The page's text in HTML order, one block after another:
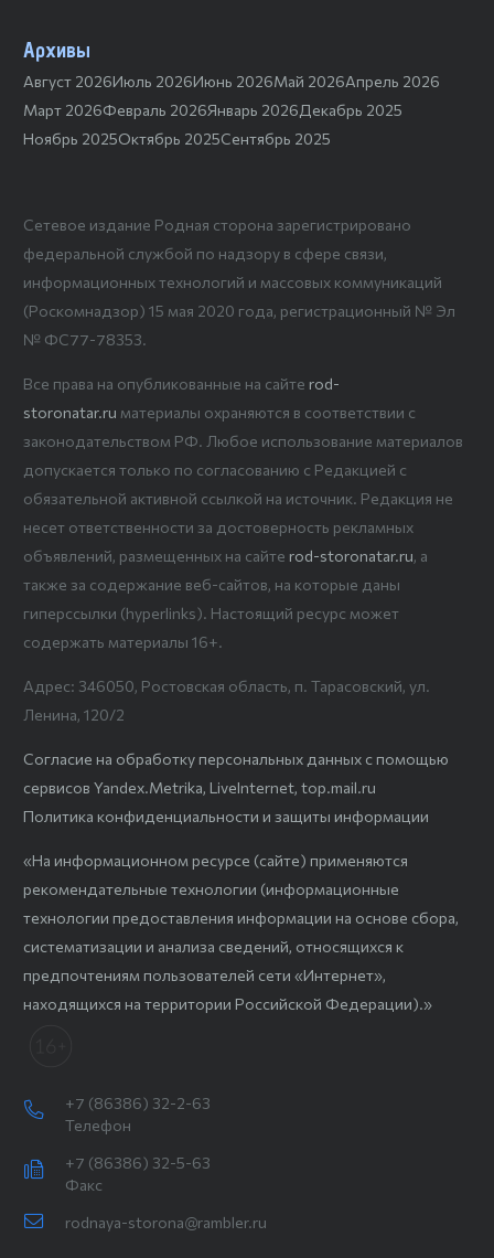
Архивы
Август 2026Июль 2026Июнь 2026Май 2026Апрель 2026
Март 2026Февраль 2026Январь 2026Декабрь 2025
Ноябрь 2025Октябрь 2025Сентябрь 2025
Сетевое издание Родная сторона зарегистрировано
федеральной службой по надзору в сфере связи,
информационных технологий и массовых коммуникаций
(Роскомнадзор) 15 мая 2020 года, регистрационный № Эл
№ ФС77-78353.
Все права на опубликованные на сайте rod-
storonatar.ru материалы охраняются в соответствии с
законодательством РФ. Любое использование материалов
допускается только по согласованию с Редакцией с
обязательной активной ссылкой на источник. Редакция не
несет ответственности за достоверность рекламных
объявлений, размещенных на сайте rod-storonatar.ru, а
также за содержание веб-сайтов, на которые даны
гиперссылки (hyperlinks). Настоящий ресурс может
содержать материалы 16+.
Адрес: 346050, Ростовская область, п. Тарасовский, ул.
Ленина, 120/2
Согласие на обработку персональных данных с помощью
сервисов Yandex.Metrika, LiveInternet, top.mail.ru
Политика конфиденциальности и защиты информации
«На информационном ресурсе (сайте) применяются
рекомендательные технологии (информационные
технологии предоставления информации на основе сбора,
систематизации и анализа сведений, относящихся к
предпочтениям пользователей сети «Интернет»,
находящихся на территории Российской Федерации).»
+7 (86386) 32-2-63
Телефон
+7 (86386) 32-5-63
Факс
rodnaya-storona@rambler.ru